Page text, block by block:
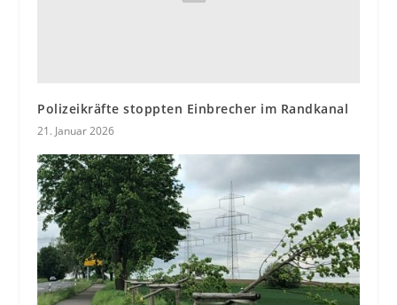
Polizeikräfte stoppten Einbrecher im Randkanal
21. Januar 2026